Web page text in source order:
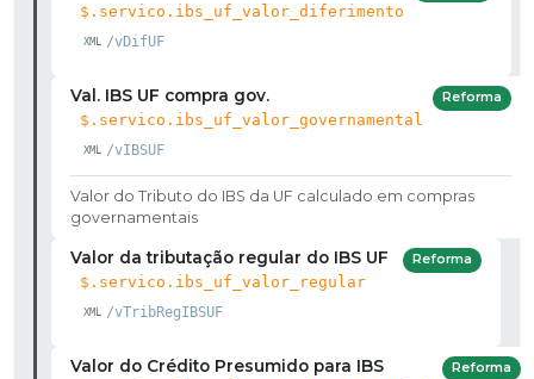
$.servico.ibs_uf_valor_diferimento
/vDifUF
Val. IBS UF compra gov.
$.servico.ibs_uf_valor_governamental
/vIBSUF
Reforma
Valor do Tributo do IBS da UF calculado em compras
governamentais
Valor da tributação regular do IBS UF
$.servico.ibs_uf_valor_regular
/vTribRegIBSUF
Reforma
Valor do Crédito Presumido para IBS Reforma